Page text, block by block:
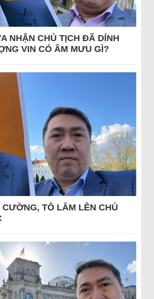
NHẬN CHỦ TỊCH ĐÃ DÍNH
VIN CÓ ÂM MƯU GÌ?
TÔ LÂM LÊN CHỦ